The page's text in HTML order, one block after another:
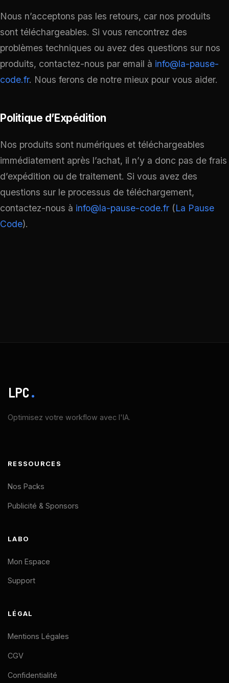
Nous n’acceptons pas les retours, car nos produits
sont téléchargeables. Si vous rencontrez des
problèmes techniques ou avez des questions sur nos
produits, contactez-nous par email à info@la-pause-
code.fr. Nous ferons de notre mieux pour vous aider.
Politique d’Expédition
Nos produits sont numériques et téléchargeables
immédiatement après l’achat, il n’y a donc pas de frais
d’expédition ou de traitement. Si vous avez des
questions sur le processus de téléchargement,
contactez-nous à info@la-pause-code.fr ​ (La Pause
Code)​.
LPC.
Optimisez votre workflow avec l'IA.
RESSOURCES
Nos Packs
Publicité & Sponsors
LABO
Mon Espace
Support
LÉGAL
Mentions Légales
CGV
Confidentialité